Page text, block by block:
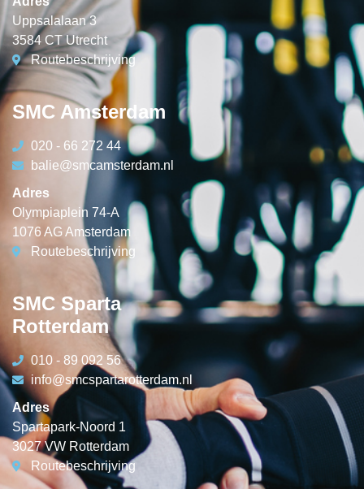
Uppsalalaan 3
3584 CT Utrecht
Routebeschrijving
SMC Amsterdam
020 - 66 272 44
balie@smcamsterdam.nl
Adres
Olympiaplein 74-A
1076 AG Amsterdam
Routebeschrijving
SMC Sparta
Rotterdam
010 - 89 092 56
info@smcspartarotterdam.nl
Adres
Spartapark-Noord 1
3027 VW Rotterdam
Routebeschrijving